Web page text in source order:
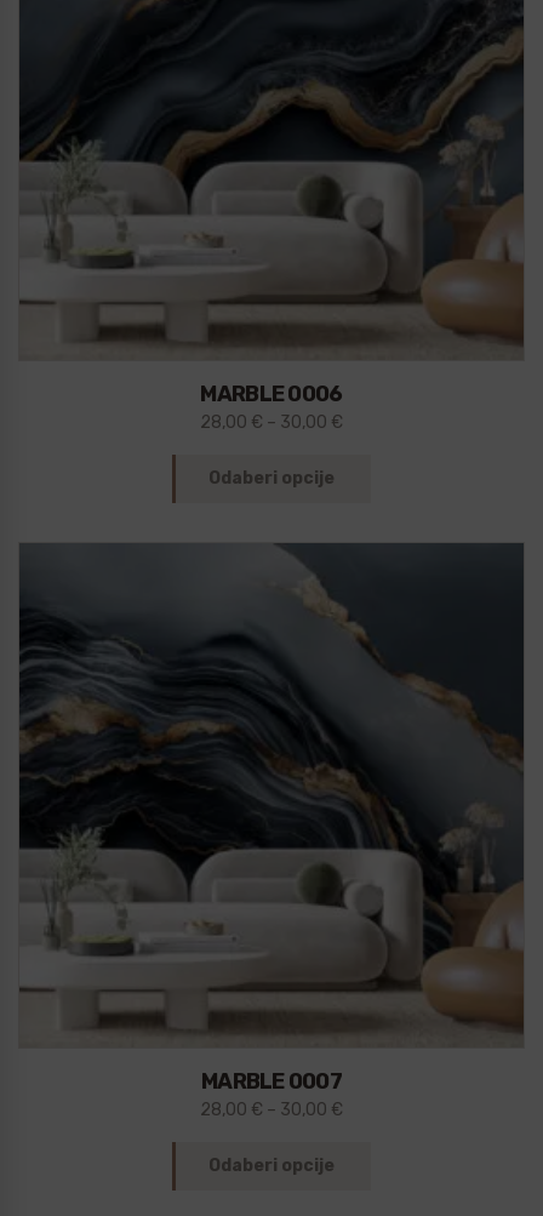
MARBLE 0006
28,00 € – 30,00 €
Odaberi opcije
MARBLE 0007
28,00 € – 30,00 €
Odaberi opcije